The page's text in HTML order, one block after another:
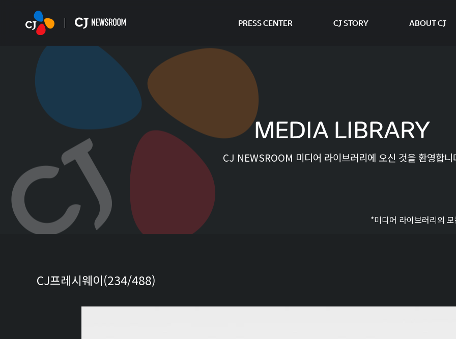
PRESS CENTER CJ STORY ABOUT CJ
MEDIA LIBRARY
CJ NEWSROOM 미디어 라이브러리에 오신 것을 환영합니
*미디어 라이브러리의
CJ프레시웨이(234/488)